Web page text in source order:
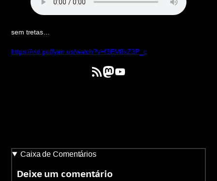
sem tretas…
https://vid.puffyan.us/watch?v=f3EM8xZ3P_c
Feed RSSMastodon
YouTube
Caixa de Comentários
Deixe um comentário